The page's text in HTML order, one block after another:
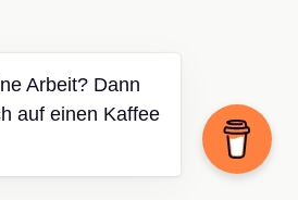
Arbeit? Dann
auf einen Kaffee